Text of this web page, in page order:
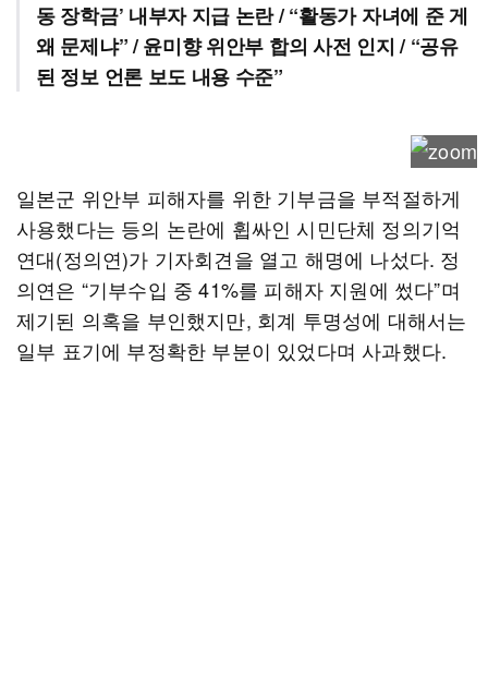
동 장학금’ 내부자 지급 논란 / “활동가 자녀에 준 게
왜 문제냐” / 윤미향 위안부 합의 사전 인지 / “공유
된 정보 언론 보도 내용 수준”
일본군 위안부 피해자를 위한 기부금을 부적절하게
사용했다는 등의 논란에 휩싸인 시민단체 정의기억
연대(정의연)가 기자회견을 열고 해명에 나섰다. 정
의연은 “기부수입 중 41%를 피해자 지원에 썼다”며
제기된 의혹을 부인했지만, 회계 투명성에 대해서는
일부 표기에 부정확한 부분이 있었다며 사과했다.